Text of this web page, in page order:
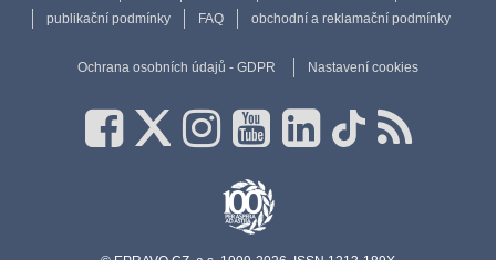
publikační podmínky
FAQ obchodní a reklamační podmínky
Ochrana osobních údajů - GDPR Nastavení cookies